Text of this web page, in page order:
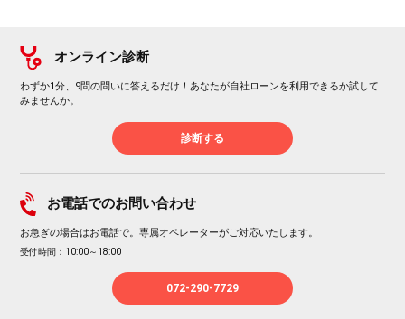
オンライン診断
わずか1分、9問の問いに答えるだけ！あなたが自社ローンを利用できるか試して
みませんか。
診断する
お電話でのお問い合わせ
お急ぎの場合はお電話で。専属オペレーターがご対応いたします。
受付時間：10:00～18:00
072-290-7729